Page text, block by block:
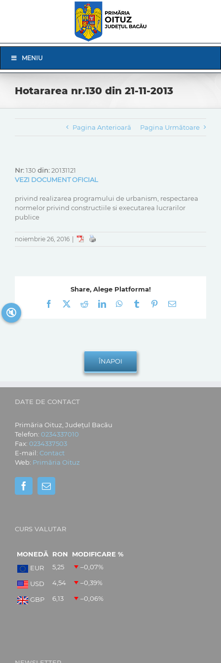
Navigation
MENIU
Hotararea nr.130 din 21-11-2013
Pagina Anterioară Pagina Următoare
Nr:130 din:20131121
VEZI DOCUMENT OFICIAL
privind realizarea programului de urbanism, respectarea
normelor privind constructiile si executarea lucrarilor
publice
noiembrie 26, 2016
Share, Alege Platforma!
Facebook
RedditLinkedInWhatsApp
Tumblr Pinterest
E-
DATE DE CONTACT
Primăria Oituz, Județul Bacău
Telefon: 0234337010
Fax: 0234337503
E-mail: Contact
Web: Primăria Oituz
CURS VALUTAR
MONEDĂ RON
MODIFICARE %
EUR
5,25 –0,07%
USD 4,54 –0,39%
GBP 6,13 –0,06%
🔇